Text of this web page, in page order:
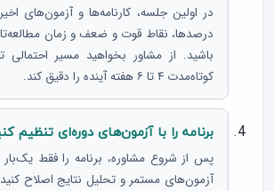
در اولین جلسه، کارنامه‌ها و آزمون‌های
درصدها، نقاط قوت و ضعف و زمان
باشید. از مشاور بخواهید مسیر احتمالی
کوتاه‌مدت ۴ تا ۶ هفته آینده را دقیق کند.
برنامه را با آزمون‌های دوره‌ای تنظیم
پس از شروع مشاوره، برنامه را فقط یک‌بار
آزمون‌های مستمر و تحلیل نتایج اصلاح